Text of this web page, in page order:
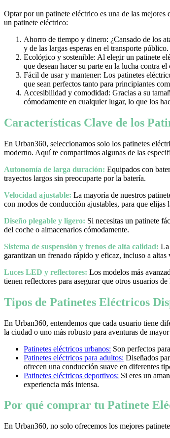
Optar por un patinete eléctrico es una de las
un patinete eléctrico:
Ahorro de tiempo y dinero: ¿Cansado de los
y de las largas esperas en el transporte
Ecológico y sostenible: Al elegir un patinete
que desean hacer su parte en la lucha contra
Fácil de usar y mantener: Los patinetes
que sean perfectos tanto para principiantes
Accesibilidad y comodidad: Gracias a su
cómodamente en cualquier lugar, lo que los
Características Clave de los
En Urban360, seleccionamos solo los patinetes
moderno. Aquí te compartimos algunas de las
Autonomía de larga duración: Equipados con
trayectos largos sin preocuparte por la batería.
Velocidad ajustable: La mayoría de nuestros
con modos de conducción ajustables, para que elijas
Diseño plegable y ligero: Si necesitas un patinete
del coche o almacenarlos cómodamente.
Sistema de suspensión y frenos de alta calidad: La
garantizan un frenado rápido y eficaz, incluso a altas
Luces LED y reflectores: Los modelos más
tienen reflectores para asegurar que otros usuarios
Tipos de Patinetes Eléctricos
En Urban360, entendemos que cada usuario tiene
la ciudad o uno más robusto para aventuras de
Patinetes eléctricos urbanos: Son perfectos
Patinetes eléctricos para adultos: Diseñados
ofrecen una conducción suave en diferentes
Patinetes eléctricos deportivos: Si eres un
experiencia más intensa.
Por qué comprar tu Patinete
En Urban360, no solo ofrecemos los mejores